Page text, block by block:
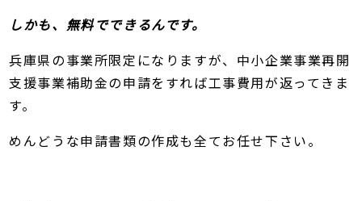
しかも、無料でできるんです。
兵庫県の事業所限定になりますが、中小企業事業再開
支援事業補助金の申請をすれば工事費用が返ってきま
す。
めんどうな申請書類の作成も全てお任せ下さい。